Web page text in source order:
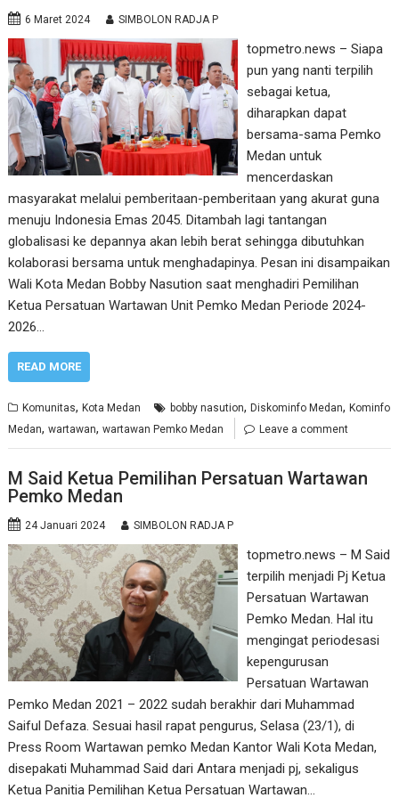
6 Maret 2024 SIMBOLON RADJA P
topmetro.news – Siapa
pun yang nanti terpilih
sebagai ketua,
diharapkan dapat
bersama-sama Pemko
Medan untuk
mencerdaskan
masyarakat melalui pemberitaan-pemberitaan yang akurat guna
menuju Indonesia Emas 2045. Ditambah lagi tantangan
globalisasi ke depannya akan lebih berat sehingga dibutuhkan
kolaborasi bersama untuk menghadapinya. Pesan ini disampaikan
Wali Kota Medan Bobby Nasution saat menghadiri Pemilihan
Ketua Persatuan Wartawan Unit Pemko Medan Periode 2024-
2026…
READ MORE
Komunitas,Kota Medan bobby nasution,Diskominfo Medan,Kominfo
Medan,wartawan,wartawan Pemko Medan Leave a comment
M Said Ketua Pemilihan Persatuan Wartawan
Pemko Medan
24 Januari 2024 SIMBOLON RADJA P
topmetro.news – M Said
terpilih menjadi Pj Ketua
Persatuan Wartawan
Pemko Medan. Hal itu
mengingat periodesasi
kepengurusan
Persatuan Wartawan
Pemko Medan 2021 – 2022 sudah berakhir dari Muhammad
Saiful Defaza. Sesuai hasil rapat pengurus, Selasa (23/1), di
Press Room Wartawan pemko Medan Kantor Wali Kota Medan,
disepakati Muhammad Said dari Antara menjadi pj, sekaligus
Ketua Panitia Pemilihan Ketua Persatuan Wartawan…